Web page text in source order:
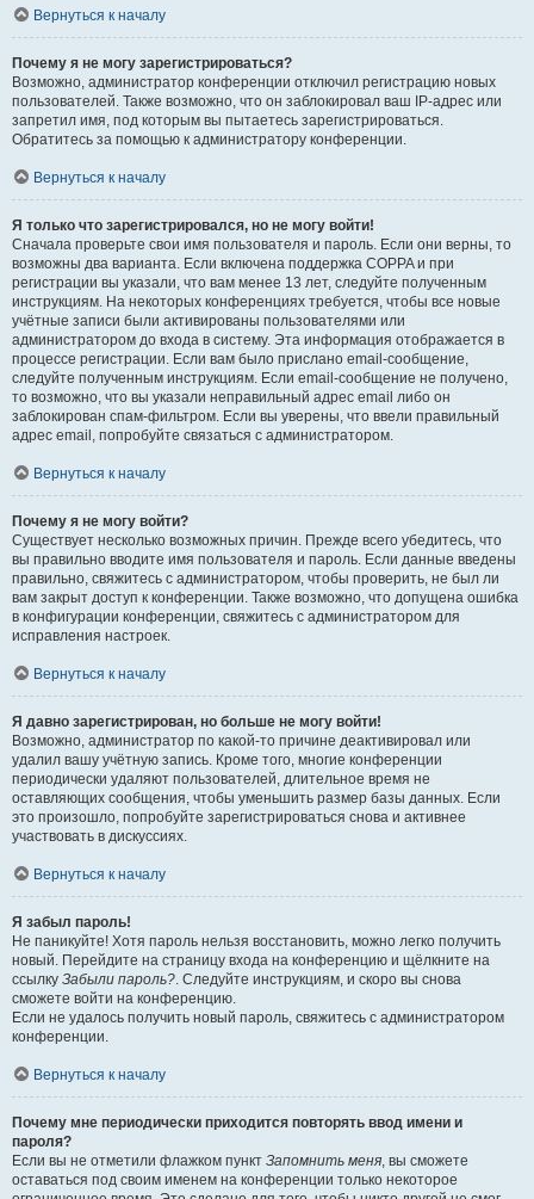
Вернуться к началу
Почему я не могу зарегистрироваться?
Возможно, администратор конференции отключил регистрацию новых
пользователей. Также возможно, что он заблокировал ваш IP-адрес или
запретил имя, под которым вы пытаетесь зарегистрироваться.
Обратитесь за помощью к администратору конференции.
Вернуться к началу
Я только что зарегистрировался, но не могу войти!
Сначала проверьте свои имя пользователя и пароль. Если они верны, то
возможны два варианта. Если включена поддержка COPPA и при
регистрации вы указали, что вам менее 13 лет, следуйте полученным
инструкциям. На некоторых конференциях требуется, чтобы все новые
учётные записи были активированы пользователями или
администратором до входа в систему. Эта информация отображается в
процессе регистрации. Если вам было прислано email-сообщение,
следуйте полученным инструкциям. Если email-сообщение не получено,
то возможно, что вы указали неправильный адрес email либо он
заблокирован спам-фильтром. Если вы уверены, что ввели правильный
адрес email, попробуйте связаться с администратором.
Вернуться к началу
Почему я не могу войти?
Существует несколько возможных причин. Прежде всего убедитесь, что
вы правильно вводите имя пользователя и пароль. Если данные введены
правильно, свяжитесь с администратором, чтобы проверить, не был ли
вам закрыт доступ к конференции. Также возможно, что допущена ошибка
в конфигурации конференции, свяжитесь с администратором для
исправления настроек.
Вернуться к началу
Я давно зарегистрирован, но больше не могу войти!
Возможно, администратор по какой-то причине деактивировал или
удалил вашу учётную запись. Кроме того, многие конференции
периодически удаляют пользователей, длительное время не
оставляющих сообщения, чтобы уменьшить размер базы данных. Если
это произошло, попробуйте зарегистрироваться снова и активнее
участвовать в дискуссиях.
Вернуться к началу
Я забыл пароль!
Не паникуйте! Хотя пароль нельзя восстановить, можно легко получить
новый. Перейдите на страницу входа на конференцию и щёлкните на
ссылку Забыли пароль?. Следуйте инструкциям, и скоро вы снова
сможете войти на конференцию.
Если не удалось получить новый пароль, свяжитесь с администратором
конференции.
Вернуться к началу
Почему мне периодически приходится повторять ввод имени и
пароля?
Если вы не отметили флажком пункт Запомнить меня, вы сможете
оставаться под своим именем на конференции только некоторое